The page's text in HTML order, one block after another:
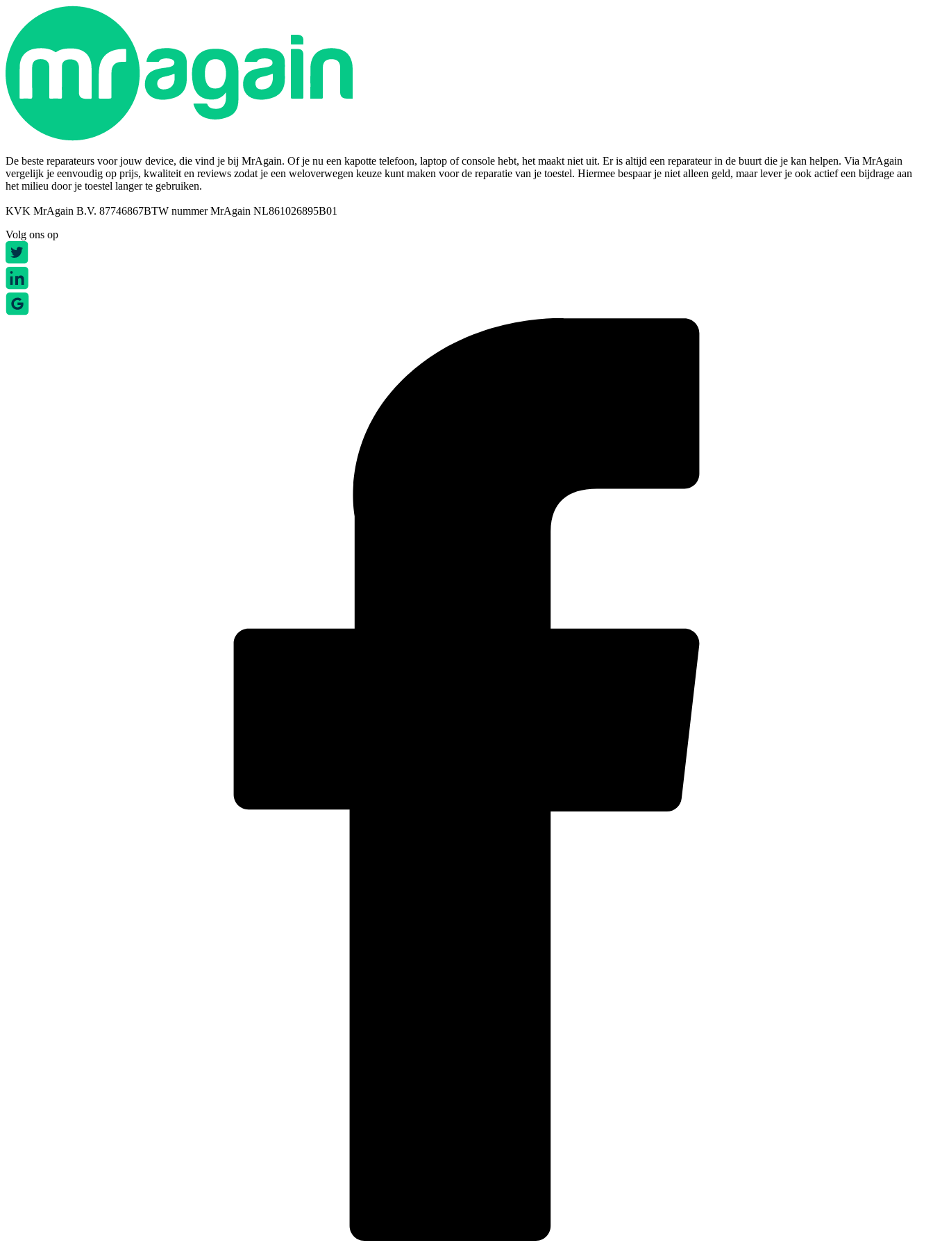
De beste reparateurs voor jouw device, die vind je bij MrAgain. Of je nu een kapotte telefoon, laptop of console hebt, het maakt niet uit. Er is altijd een reparateur in de buurt die je kan helpen. Via MrAgain
vergelijk je eenvoudig op prijs, kwaliteit en reviews zodat je een weloverwegen keuze kunt maken voor de reparatie van je toestel. Hiermee bespaar je niet alleen geld, maar lever je ook actief een bijdrage aan
het milieu door je toestel langer te gebruiken.
KVK MrAgain B.V. 87746867BTW nummer MrAgain NL861026895B01
Volg ons op